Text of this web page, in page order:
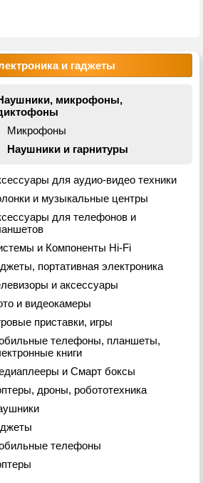
и гаджеты
микрофоны,
Микрофоны
Наушники и гарнитуры
для аудио-видео техники
и музыкальные центры
для телефонов и
и Компоненты Hi-Fi
портативная электроника
и аксессуары
и видеокамеры
приставки, игры
телефоны, планшеты,
книги
и Смарт боксы
дроны, робототехника
телефоны